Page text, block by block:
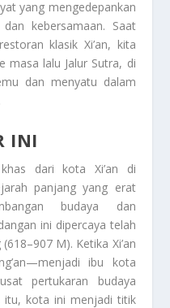
yang mengedepankan
kebersamaan. Saat
klasik Xi’an, kita
masa lalu Jalur Sutra, di
dan menyatu dalam
INI
dari kota Xi’an di
panjang yang erat
budaya dan
ini dipercaya telah
M). Ketika Xi’an
ibu kota
pertukaran budaya
itu, kota ini menjadi titik